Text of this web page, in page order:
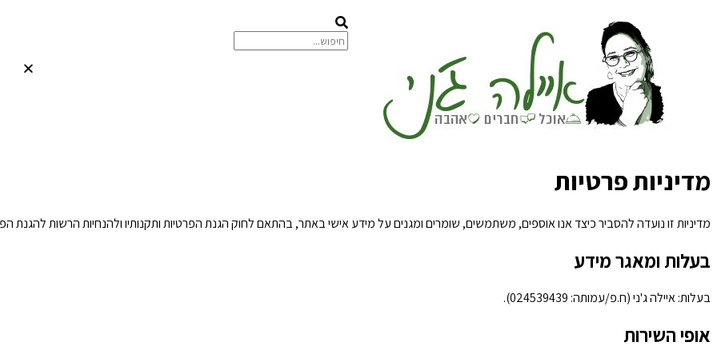
מדיניות פרטיות
מדיניות זו נועדה להסביר כיצד אנו אוספים, משתמשים, שומרים ומגנים על מידע אישי באתר, בהתאם לחוק הגנת הפרטיות ותקנותיו ולהנחיות הרשות להגנת
בעלות ומאגר מידע
בעלות: איילה ג'ני (ח.פ/עמותה: 024539439).
אופי השירות